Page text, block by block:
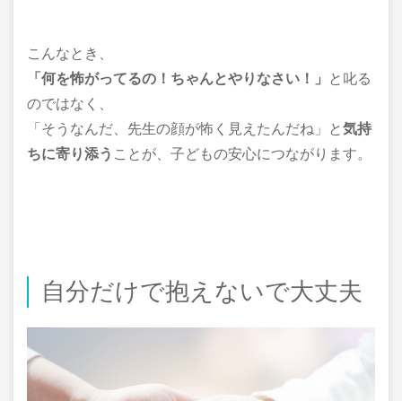
こんなとき、
「何を怖がってるの！ちゃんとやりなさい！」
と叱る
のではなく、
「そうなんだ、先生の顔が怖く見えたんだね」と気持
ちに寄り添う ことが、子どもの安心につながります。
自分だけで抱えないで大丈夫